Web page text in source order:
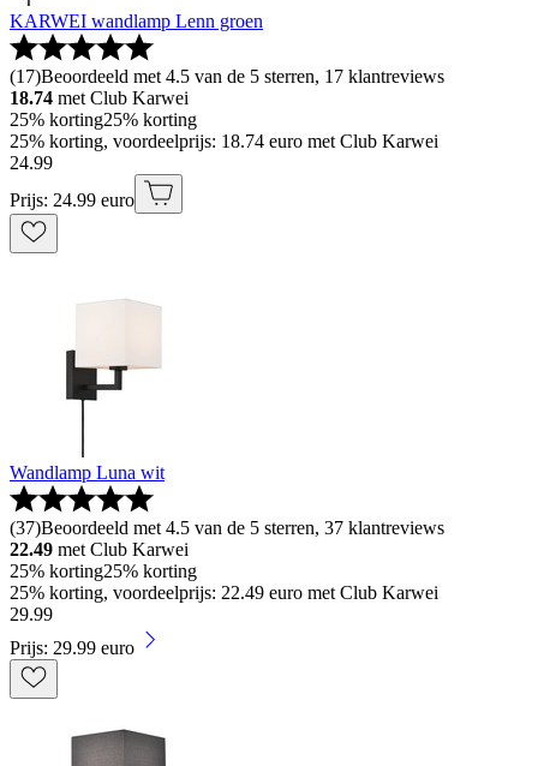
KARWEI wandlamp Lenn groen
(17)Beoordeeld met 4.5 van de 5 sterren, 17 klantreviews
18.74 met Club Karwei
25% korting25% korting
25% korting, voordeelprijs: 18.74 euro met Club Karwei
24.99
Prijs: 24.99 euro
Wandlamp Luna wit
(37)Beoordeeld met 4.5 van de 5 sterren, 37 klantreviews
22.49 met Club Karwei
25% korting25% korting
25% korting, voordeelprijs: 22.49 euro met Club Karwei
29.99
Prijs: 29.99 euro